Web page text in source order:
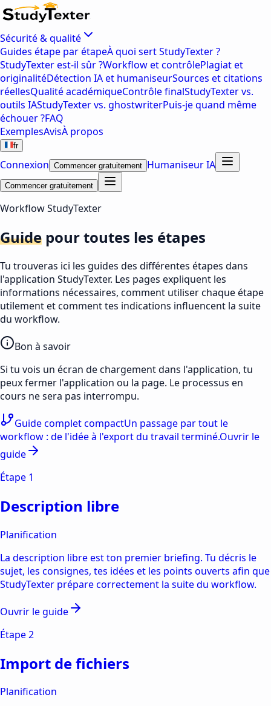
Sécurité & qualité
Guides étape par étapeÀ quoi sert StudyTexter ?
StudyTexter est-il sûr ?Workflow et contrôlePlagiat et
originalitéDétection IA et humaniseurSources et citations
réellesQualité académiqueContrôle finalStudyTexter vs.
outils IAStudyTexter vs. ghostwriterPuis-je quand même
échouer ?FAQ
ExemplesAvisÀ propos
fr
Connexion Commencer gratuitement Humaniseur IA
Commencer gratuitement
Workflow StudyTexter
Guide pour toutes les étapes
Tu trouveras ici les guides des différentes étapes dans
l'application StudyTexter. Les pages expliquent les
informations nécessaires, comment utiliser chaque étape
utilement et comment tes indications influencent la suite
du workflow.
Bon à savoir
Si tu vois un écran de chargement dans l'application, tu
peux fermer l'application ou la page. Le processus en
cours ne sera pas interrompu.
Guide complet compactUn passage par tout le
workflow : de l'idée à l'export du travail terminé.Ouvrir le
guide
Étape 1
Description libre
Planification
La description libre est ton premier briefing. Tu décris le
sujet, les consignes, tes idées et les points ouverts afin que
StudyTexter prépare correctement la suite du workflow.
Ouvrir le guide
Étape2
Import de fichiers
Planification